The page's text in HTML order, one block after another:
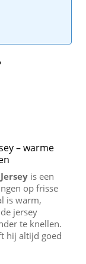
– warme
is een
op frisse
is warm,
jersey
te knellen.
hij altijd goed